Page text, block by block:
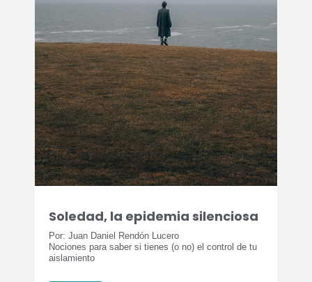
Soledad, la epidemia silenciosa
Por: Juan Daniel Rendón Lucero
Nociones para saber si tienes (o no) el control de tu
aislamiento